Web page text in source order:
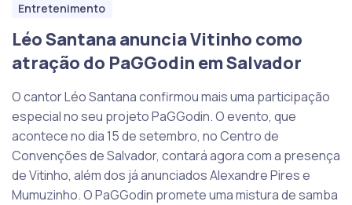
Entretenimento
Léo Santana anuncia Vitinho como
atração do PaGGodin em Salvador
O cantor Léo Santana confirmou mais uma participação
especial no seu projeto PaGGodin. O evento, que
acontece no dia 15 de setembro, no Centro de
Convenções de Salvador, contará agora com a presença
de Vitinho, além dos já anunciados Alexandre Pires e
Mumuzinho. O PaGGodin promete uma mistura de samba